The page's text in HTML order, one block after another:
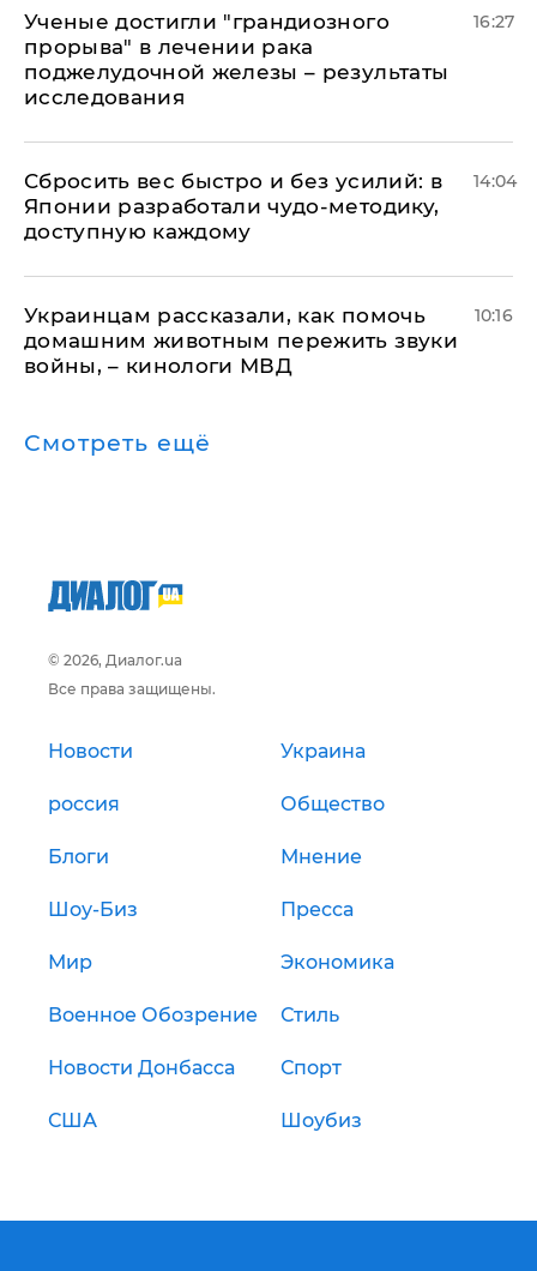
Ученые достигли "грандиозного
прорыва" в лечении рака
поджелудочной железы – результаты
исследования
16:27
Сбросить вес быстро и без усилий: в
Японии разработали чудо-методику,
доступную каждому
14:04
Украинцам рассказали, как помочь
домашним животным пережить звуки
войны, – кинологи МВД
10:16
Смотреть ещё
© 2026, Диалог.ua
Все права защищены.
Новости Украина
россия Общество
Блоги Мнение
Шоу-Биз Пресса
Мир Экономика
Военное Обозрение Стиль
Новости Донбасса Спорт
США Шоубиз